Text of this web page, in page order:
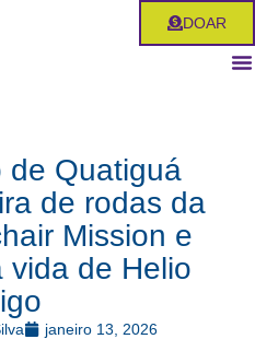
DOAR
de Quatiguá
de rodas da
Mission e
vida de Helio
janeiro 13, 2026